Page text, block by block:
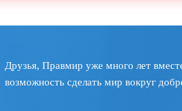
Друзья, Правмир уже много лет
возможность сделать мир вокруг